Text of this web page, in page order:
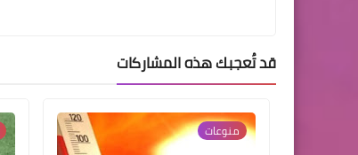
قد تُعجبك هذه المشاركات
منوعات